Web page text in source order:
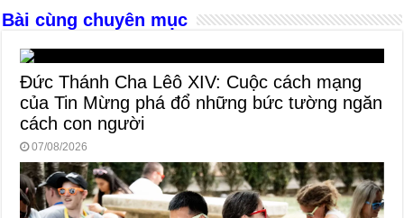
k
Bài cùng chuyên mục
Đức Thánh Cha Lêô XIV: Cuộc cách mạng
của Tin Mừng phá đổ những bức tường ngăn
cách con người
07/08/2026